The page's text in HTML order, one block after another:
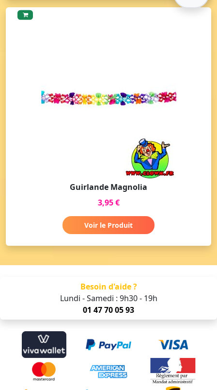
Guirlande Magnolia
3,95 €
Voir le Produit
Besoin d'aide ?
Lundi - Samedi : 9h30 - 19h
01 47 70 05 93